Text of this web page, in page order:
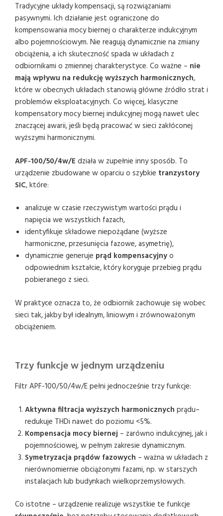
Tradycyjne układy kompensacji, są rozwiązaniami
pasywnymi. Ich działanie jest ograniczone do
kompensowania mocy biernej o charakterze indukcyjnym
albo pojemnościowym. Nie reagują dynamicznie na zmiany
obciążenia, a ich skuteczność spada w układach z
odbiornikami o zmiennej charakterystyce. Co ważne – nie
mają wpływu na redukcję wyższych harmonicznych,
które w obecnych układach stanowią główne źródło strat i
problemów eksploatacyjnych. Co więcej, klasyczne
kompensatory mocy biernej indukcyjnej mogą nawet ulec
znaczącej awarii, jeśli będą pracować w sieci zakłóconej
wyższymi harmonicznymi.
APF-100/50/4w/E działa w zupełnie inny sposób. To
urządzenie zbudowane w oparciu o szybkie tranzystory
SIC, które:
analizuje w czasie rzeczywistym wartości prądu i
napięcia we wszystkich fazach,
identyfikuje składowe niepożądane (wyższe
harmoniczne, przesunięcia fazowe, asymetrię),
dynamicznie generuje prąd kompensacyjnyo
odpowiednim kształcie, który koryguje przebieg prądu
pobieranego z sieci.
W praktyce oznacza to, że odbiornik zachowuje się wobec
sieci tak, jakby był idealnym, liniowym i zrównoważonym
obciążeniem.
Trzy funkcje w jednym urządzeniu
Filtr APF-100/50/4w/E pełni jednocześnie trzy funkcje:
Aktywna filtracja wyższych harmonicznych prądu–
redukuje THDi nawet do poziomu <5%.
Kompensacja mocy biernej – zarówno indukcyjnej, jak i
pojemnościowej, w pełnym zakresie dynamicznym.
Symetryzacja prądów fazowych – ważna w układach z
nierównomiernie obciążonymi fazami, np. w starszych
instalacjach lub budynkach wielkoprzemysłowych.
Co istotne – urządzenie realizuje wszystkie te funkcje